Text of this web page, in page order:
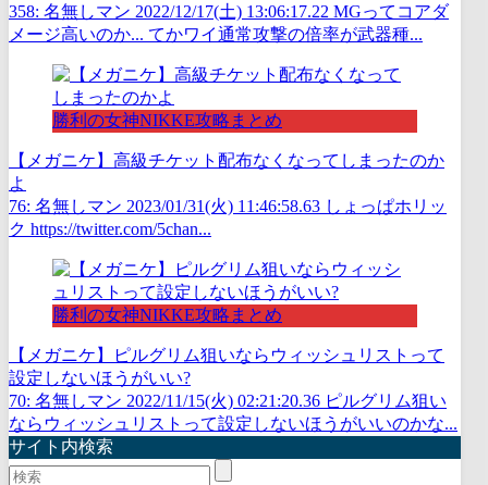
358: 名無しマン 2022/12/17(土) 13:06:17.22 MGってコアダ
メージ高いのか... てかワイ通常攻撃の倍率が武器種...
勝利の女神NIKKE攻略まとめ
【メガニケ】高級チケット配布なくなってしまったのか
よ
76: 名無しマン 2023/01/31(火) 11:46:58.63 しょっぱホリッ
ク https://twitter.com/5chan...
勝利の女神NIKKE攻略まとめ
【メガニケ】ピルグリム狙いならウィッシュリストって
設定しないほうがいい?
70: 名無しマン 2022/11/15(火) 02:21:20.36 ピルグリム狙い
ならウィッシュリストって設定しないほうがいいのかな...
サイト内検索